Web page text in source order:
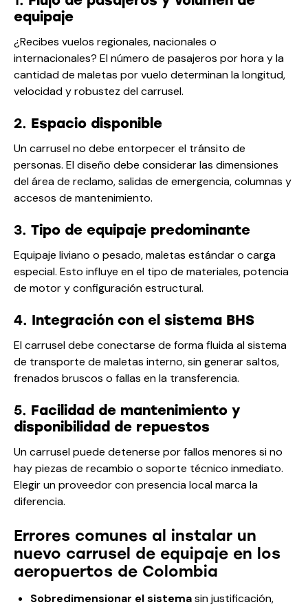
equipaje
¿Recibes vuelos regionales, nacionales o
internacionales? El número de pasajeros por hora y la
cantidad de maletas por vuelo determinan la longitud,
velocidad y robustez del carrusel.
2. Espacio disponible
Un carrusel no debe entorpecer el tránsito de
personas. El diseño debe considerar las dimensiones
del área de reclamo, salidas de emergencia, columnas y
accesos de mantenimiento.
3. Tipo de equipaje predominante
Equipaje liviano o pesado, maletas estándar o carga
especial. Esto influye en el tipo de materiales, potencia
de motor y configuración estructural.
4. Integración con el sistema BHS
El carrusel debe conectarse de forma fluida al sistema
de transporte de maletas interno, sin generar saltos,
frenados bruscos o fallas en la transferencia.
5. Facilidad de mantenimiento y
disponibilidad de repuestos
Un carrusel puede detenerse por fallos menores si no
hay piezas de recambio o soporte técnico inmediato.
Elegir un proveedor con presencia local marca la
diferencia.
Errores comunes al instalar un
nuevo carrusel de equipaje en los
aeropuertos de Colombia
Sobredimensionar el sistemasin justificación,